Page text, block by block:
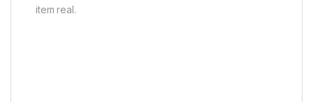
item real.